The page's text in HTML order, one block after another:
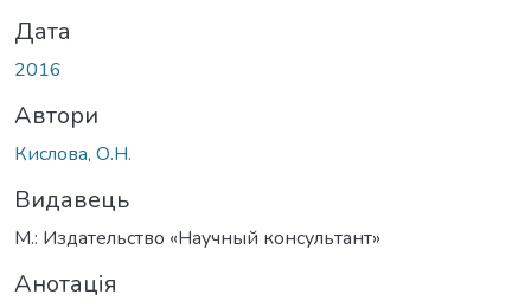
Дата
2016
Автори
Кислова, О.Н.
Видавець
М.: Издательство «Научный консультант»
Анотація